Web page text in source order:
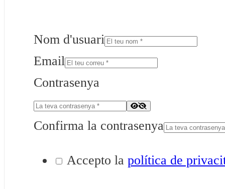
Nom d'usuari
Email
Contrasenya
Confirma la contrasenya
Accepto la política de